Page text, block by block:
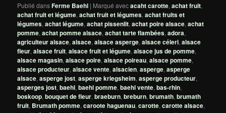
Publié dansFerme Baehl | Marqué avecacaht carotte,achat fruit,
achat fruit et légume,achat fruit et légumes,achat fruits et
légumes,achat légume,achat pissenlit,achat poire alsace,achat
pomme,achat pomme alsace,achat tarte flambées,adora,
agriculteur alsace,alsace,alsace asperge,alsace céleri,alsace
fleur,alsace fruit,alsace fruit et légume,alsace jus de pomme,
alsace magasin,alsace poire,alsace poireau,alsace pomme,
alsace producteur,alsace vente,alsacien,asperge,asperge
alsace,asperge jost,asperge kriegsheim,asperge producteur,
asperges jost,baehl,baehl pomme,baehl vente,bas-rhin,
boskoop,bouquet de fleur,braeburn,breburn,brumath,brumath
fruit, Brumath pomme,caroote haguenau,carotte,carotte alsace,